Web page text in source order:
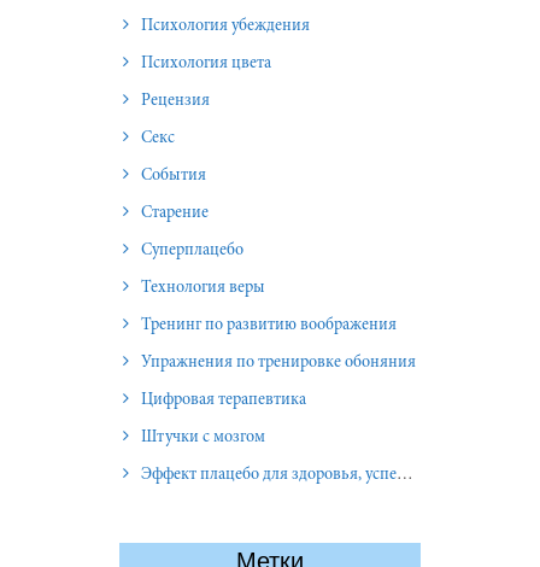
Психология убеждения
Психология цвета
Рецензия
Секс
События
Старение
Суперплацебо
Технология веры
Тренинг по развитию воображения
Упражнения по тренировке обоняния
Цифровая терапевтика
Штучки с мозгом
Эффект плацебо для здоровья, успеха и отношений
Метки